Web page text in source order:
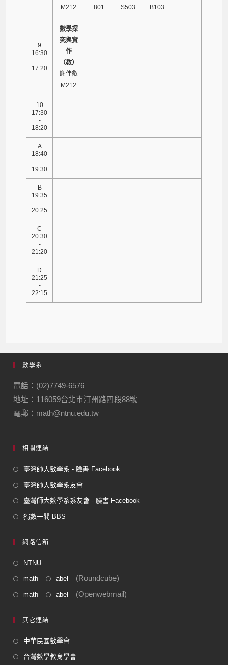
M212
801
S503
B103
9
16:30
-
17:20
數學探
究與實
作
（教）
謝佳叡
M212
10
17:30
-
18:20
A
18:40
-
19:30
B
19:35
-
20:25
C
20:30
-
21:20
D
21:25
-
22:15
數學系
電話：(02)7749-6576
地址：116059台北市汀州路四段88號
電郵：math@ntnu.edu.tw
相關連結
臺灣師大數學系 - 臉書 Facebook
臺灣師大數學系友會
臺灣師大數學系系友會 - 臉書 Facebook
獨數一閣 BBS
網路信箱
NTNU
math abel (Roundcube)
math abel (Openwebmail)
其它連結
中華民國數學會
台灣數學教育學會